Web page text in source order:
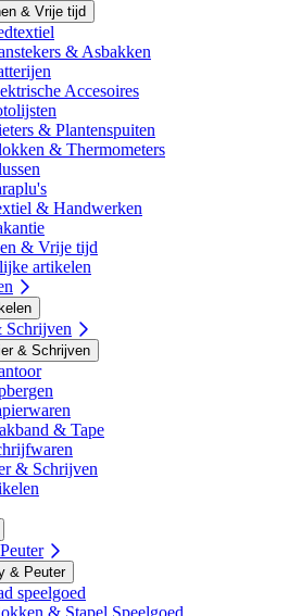
& Vrije tijd
& Asbakken
Accesoires
& Plantenspuiten
& Thermometers
& Handwerken
& Vrije tijd
artikelen
Schrijven
& Schrijven
& Tape
& Schrijven
& Peuter
speelgoed
& Stapel Speelgoed